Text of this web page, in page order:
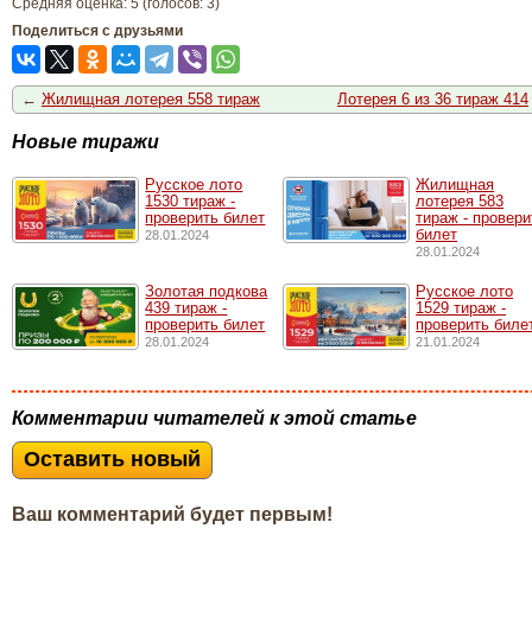
Поделиться с друзьями
← Жилищная лотерея 558 тираж Лотерея 6 из 36 тираж 414
Новые тиражи
Русское лото
1530 тирaж -
проверить билет
28.01.2024
Жилищная
лотерея 583
тираж -
билет
28.01.2024
Золотая подкова
439 тираж -
проверить билет
28.01.2024
Русское лото
1529 тирaж -
проверить
21.01.2024
Комментарии читателей к этой статье
Оставить новый
Ваш комментарий будет первым!